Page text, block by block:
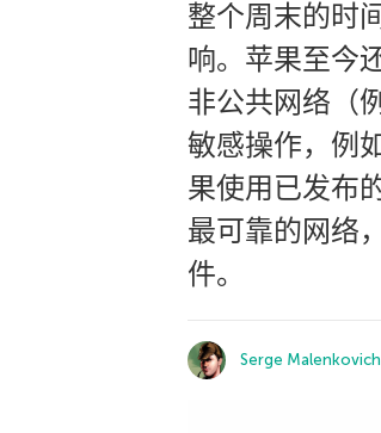
整个周末的时
响。苹果至今
非公共网络（
敏感操作，例
果使用已发布
最可靠的网络
件。
Serge Malenkovich